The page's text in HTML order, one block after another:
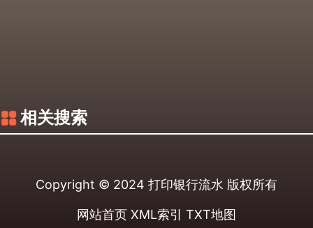
相关搜索
Copyright © 2024 打印银行流水 版权所有
网站首页 XML索引 TXT地图